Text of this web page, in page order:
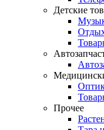
Детские
Прочее